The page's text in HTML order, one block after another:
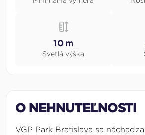
10 m
Svetlá výška
O NEHNUTEĽNOSTI
VGP Park Bratislava sa